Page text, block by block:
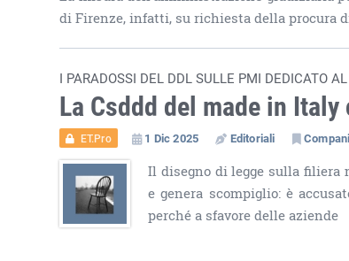
di Firenze, infatti, su richiesta della procura
I PARADOSSI DEL DDL SULLE PMI DEDICATO
La Csddd del made in
ET.Pro 1 Dic 2025 Editoriali
Il disegno di legge sulla filiera
e genera scompiglio: è
perché a sfavore delle aziende